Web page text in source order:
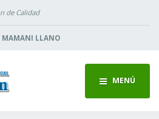
de Calidad
MAMANI LLANO
MENÚ